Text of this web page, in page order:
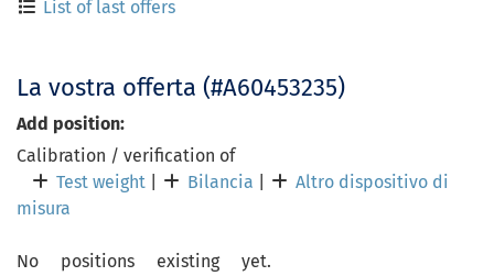
List of last offers
La vostra offerta (#A60453235)
Add position:
Calibration / verification of
Test weight
Bilancia
Altro dispositivo di
misura
No positions existing yet.